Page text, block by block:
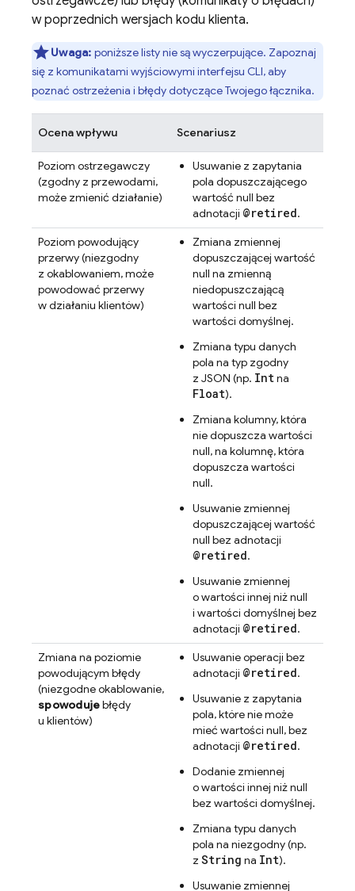
w poprzednich wersjach kodu klienta.
Uwaga: poniższe listy nie są wyczerpujące. Zapoznaj
się z komunikatami wyjściowymi interfejsu CLI, aby
poznać ostrzeżenia i błędy dotyczące Twojego łącznika.
Ocena wpływu Scenariusz
Poziom ostrzegawczy
(zgodny z przewodami,
może zmienić działanie)
Usuwanie z zapytania
pola dopuszczającego
wartość null bez
adnotacji @retired.
Poziom powodujący
przerwy (niezgodny
z okablowaniem, może
powodować przerwy
w działaniu klientów)
Zmiana zmiennej
dopuszczającej wartość
null na zmienną
niedopuszczającą
wartości null bez
wartości domyślnej.
Zmiana typu danych
pola na typ zgodny
z JSON (np. Intna
Float).
Zmiana kolumny, która
nie dopuszcza wartości
null, na kolumnę, która
dopuszcza wartości
null.
Usuwanie zmiennej
dopuszczającej wartość
null bez adnotacji
@retired.
Usuwanie zmiennej
o wartości innej niż null
i wartości domyślnej bez
adnotacji @retired.
Zmiana na poziomie
powodującym błędy
(niezgodne okablowanie,
spowodujebłędy
u klientów)
Usuwanie operacji bez
adnotacji @retired.
Usuwanie z zapytania
pola, które nie może
mieć wartości null, bez
adnotacji @retired.
Dodanie zmiennej
o wartości innej niż null
bez wartości domyślnej.
Zmiana typu danych
pola na niezgodny (np.
z String na Int).
Usuwanie zmiennej